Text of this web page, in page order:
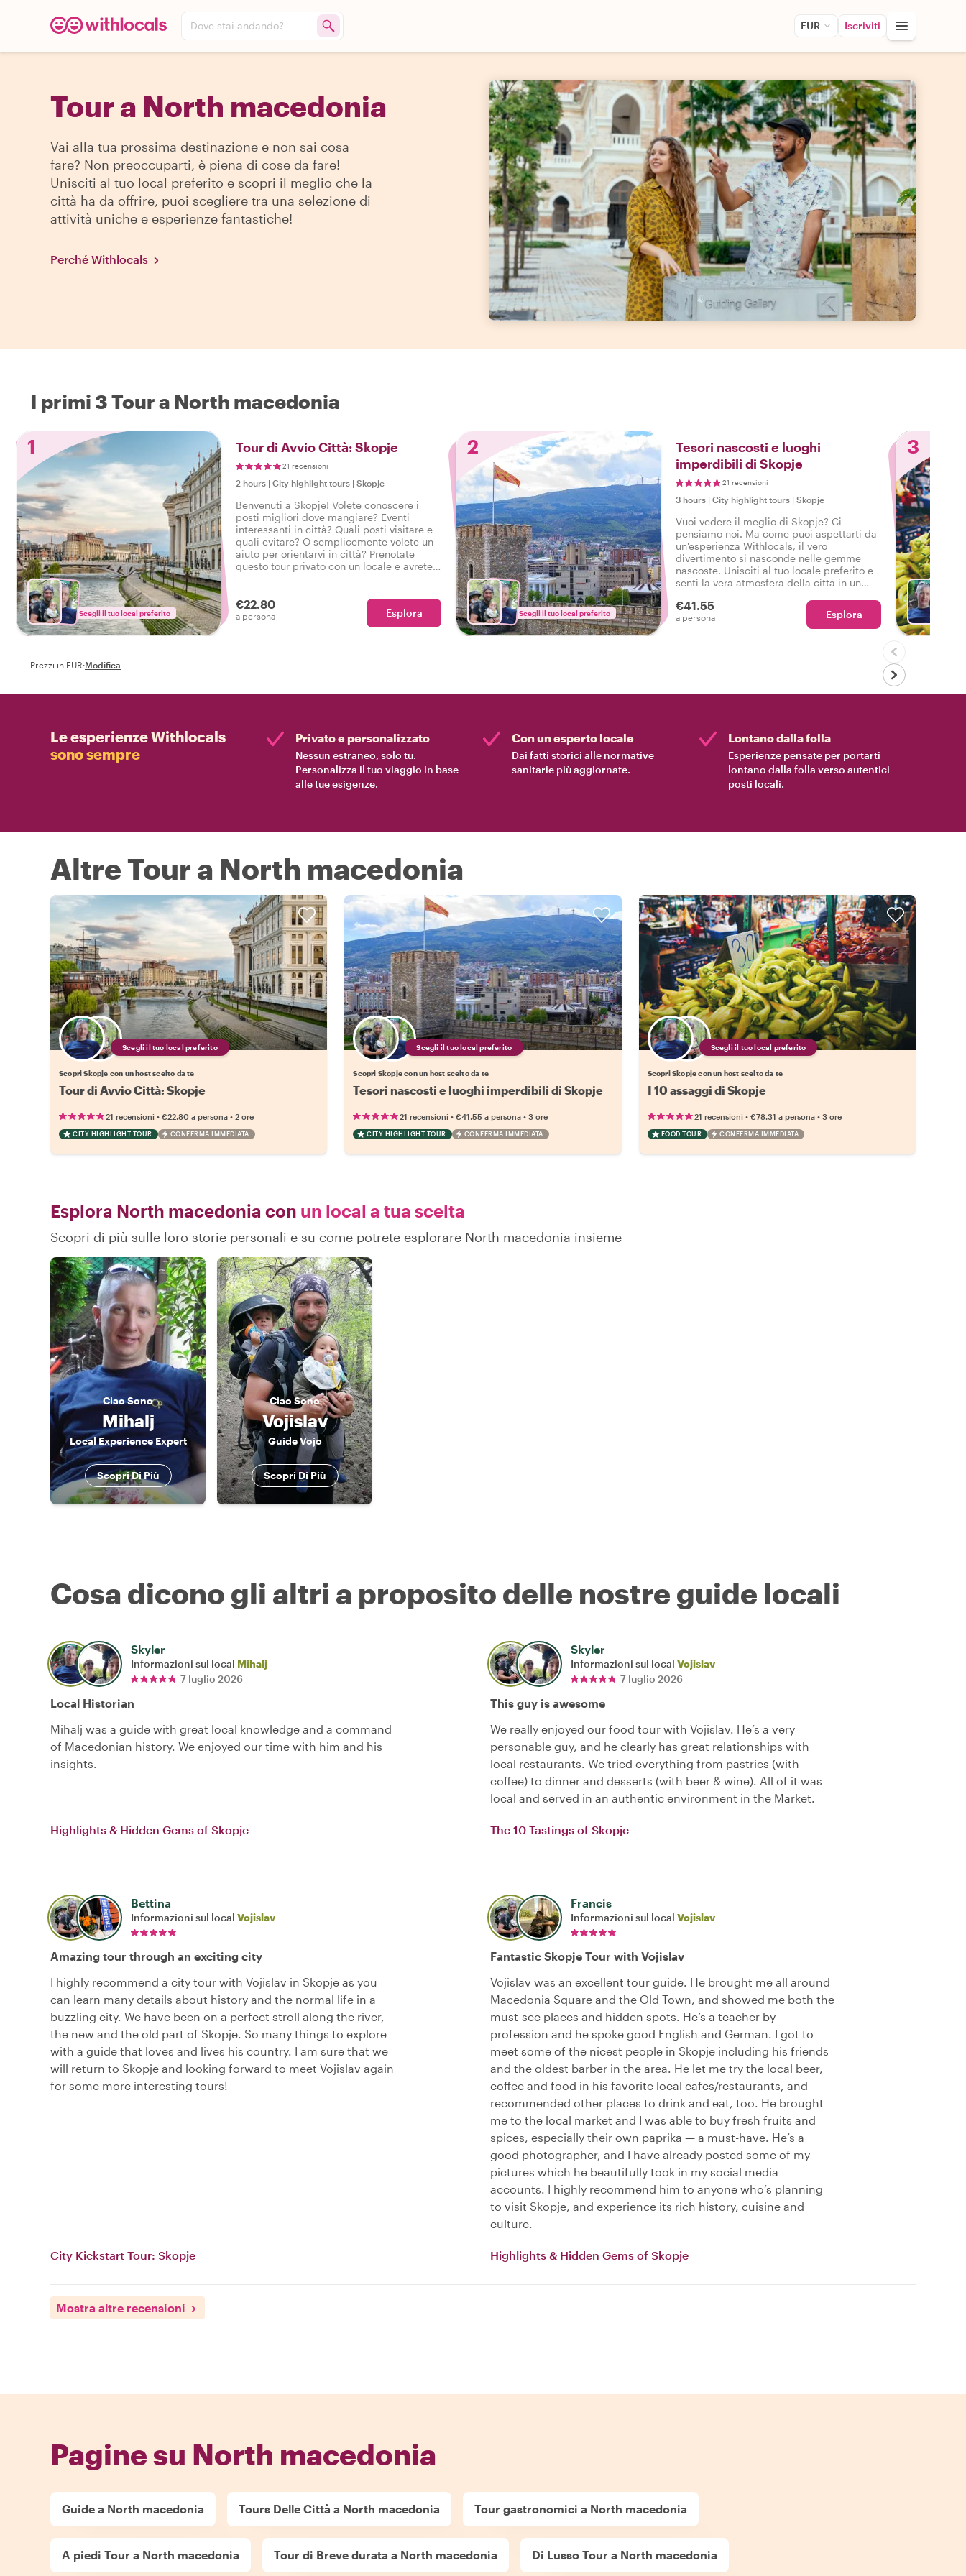
Dove stai andando? EUR Iscriviti
Tour a North macedonia
Vai alla tua prossima destinazione e non sai cosa
fare? Non preoccuparti, è piena di cose da fare!
Unisciti al tuo local preferito e scopri il meglio che la
città ha da offrire, puoi scegliere tra una selezione di
attività uniche e esperienze fantastiche!
Perché Withlocals
I primi 3 Tour a North macedonia
1
Scegli il tuo local preferito
Tour di Avvio Città: Skopje
21 recensioni
2 hours | City highlight tours | Skopje
Benvenuti a Skopje! Volete conoscere i
posti migliori dove mangiare? Eventi
interessanti in città? Quali posti visitare e
quali evitare? O semplicemente volete un
aiuto per orientarvi in città? Prenotate
questo tour privato con un locale e avrete
piede giusto.
€22.80
a persona Esplora
2
Scegli il tuo local preferito
Tesori nascosti e luoghi
imperdibili di Skopje
21 recensioni
3 hours | City highlight tours | Skopje
Vuoi vedere il meglio di Skopje? Ci
pensiamo noi. Ma come puoi aspettarti da
un'esperienza Withlocals, il vero
divertimento si nasconde nelle gemme
nascoste. Unisciti al tuo locale preferito e
senti la vera atmosfera della città in un
vissuto la vera Skopje!
€41.55
a persona Esplora
3
Prezzi in EUR·Modifica
Le esperienze Withlocals
sono sempre
Privato e personalizzato
Nessun estraneo, solo tu.
Personalizza il tuo viaggio in base
alle tue esigenze.
Con un esperto locale
Dai fatti storici alle normative
sanitarie più aggiornate.
Lontano dalla folla
Esperienze pensate per portarti
lontano dalla folla verso autentici
posti locali.
Altre Tour a North macedonia
Scegli il tuo local preferito
Scopri Skopje con un host scelto da te
Tour di Avvio Città: Skopje
21 recensioni • €22.80 a persona • 2 ore
CITY HIGHLIGHT TOUR CONFERMA IMMEDIATA
Scegli il tuo local preferito
Scopri Skopje con un host scelto da te
Tesori nascosti e luoghi imperdibili di Skopje
21 recensioni •€41.55 a persona •3 ore
CITY HIGHLIGHT TOUR CONFERMA IMMEDIATA
Scegli il tuo local preferito
Scopri Skopje con un host scelto da te
I 10 assaggi di Skopje
21 recensioni• €78.31 a persona• 3 ore
FOOD TOUR CONFERMA IMMEDIATA
Esplora North macedonia con un local a tua scelta
Scopri di più sulle loro storie personali e su come potrete esplorare North macedonia insieme
CiaoSono
Mihalj
Local Experience Expert
Scopri Di Più
CiaoSono
Vojislav
Guide Vojo
Scopri Di Più
Cosa dicono gli altri a proposito delle nostre guide locali
Skyler
Informazioni sul local Mihalj
7 luglio 2026
Local Historian
Mihalj was a guide with great local knowledge and a command
of Macedonian history. We enjoyed our time with him and his
insights.
Highlights & Hidden Gems of Skopje
Skyler
Informazioni sul local Vojislav
7 luglio 2026
This guy is awesome
We really enjoyed our food tour with Vojislav. He’s a very
personable guy, and he clearly has great relationships with
local restaurants. We tried everything from pastries (with
coffee) to dinner and desserts (with beer & wine). All of it was
local and served in an authentic environment in the Market.
The 10 Tastings of Skopje
Bettina
Informazioni sul local Vojislav
Amazing tour through an exciting city
I highly recommend a city tour with Vojislav in Skopje as you
can learn many details about history and the normal life in a
buzzling city. We have been on a perfect stroll along the river,
the new and the old part of Skopje. So many things to explore
with a guide that loves and lives his country. I am sure that we
will return to Skopje and looking forward to meet Vojislav again
for some more interesting tours!
City Kickstart Tour: Skopje
Francis
Informazioni sul local Vojislav
Fantastic Skopje Tour with Vojislav
Vojislav was an excellent tour guide. He brought me all around
Macedonia Square and the Old Town, and showed me both the
must-see places and hidden spots. He’s a teacher by
profession and he spoke good English and German. I got to
meet some of the nicest people in Skopje including his friends
and the oldest barber in the area. He let me try the local beer,
coffee and food in his favorite local cafes/restaurants, and
recommended other places to drink and eat, too. He brought
me to the local market and I was able to buy fresh fruits and
spices, especially their own paprika — a must-have. He’s a
good photographer, and I have already posted some of my
pictures which he beautifully took in my social media
accounts. I highly recommend him to anyone who’s planning
to visit Skopje, and experience its rich history, cuisine and
culture.
Highlights & Hidden Gems of Skopje
Mostra altre recensioni
Pagine su North macedonia
Guide a North macedonia Tours Delle Città a North macedonia Tour gastronomici a North macedonia
A piedi Tour a North macedonia Tour di Breve durata a North macedonia Di Lusso Tour a North macedonia